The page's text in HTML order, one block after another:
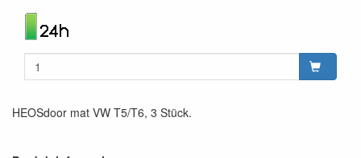
HEOSdoor mat VW T5/T6, 3 Stück.